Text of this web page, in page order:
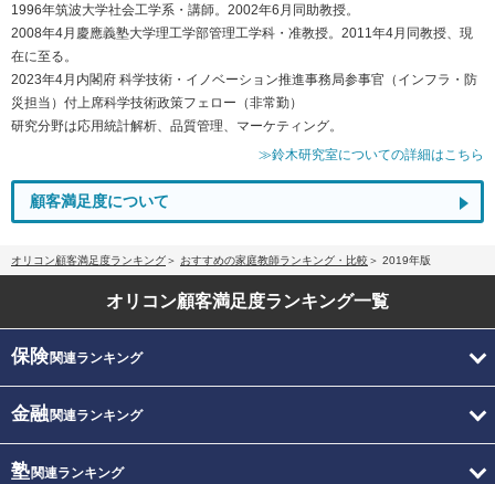
1996年筑波大学社会工学系・講師。2002年6月同助教授。
2008年4月慶應義塾大学理工学部管理工学科・准教授。2011年4月同教授、現
在に至る。
2023年4月内閣府 科学技術・イノベーション推進事務局参事官（インフラ・防
災担当）付上席科学技術政策フェロー（非常勤）
研究分野は応用統計解析、品質管理、マーケティング。
≫鈴木研究室についての詳細はこちら
顧客満足度について
オリコン顧客満足度ランキング おすすめの家庭教師ランキング・比較 2019年版
オリコン顧客満足度ランキング一覧
保険関連ランキング
金融関連ランキング
塾関連ランキング